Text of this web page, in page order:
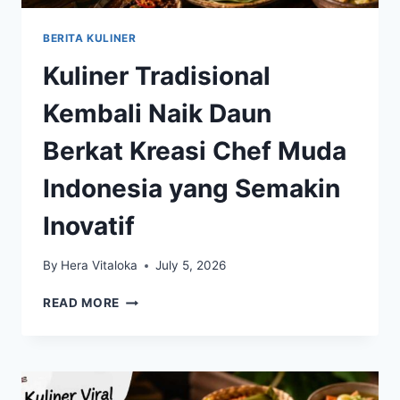
BERITA KULINER
Kuliner Tradisional
Kembali Naik Daun
Berkat Kreasi Chef Muda
Indonesia yang Semakin
Inovatif
By Hera Vitaloka July 5, 2026
READ MORE KULINER
DAUN
BERKAT